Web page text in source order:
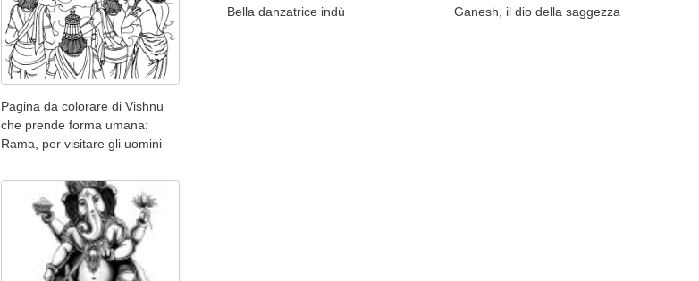
Pagina da colorare di Vishnu
che prende forma umana:
Rama, per visitare gli uomini
Bella danzatrice indù Ganesh, il dio della saggezza